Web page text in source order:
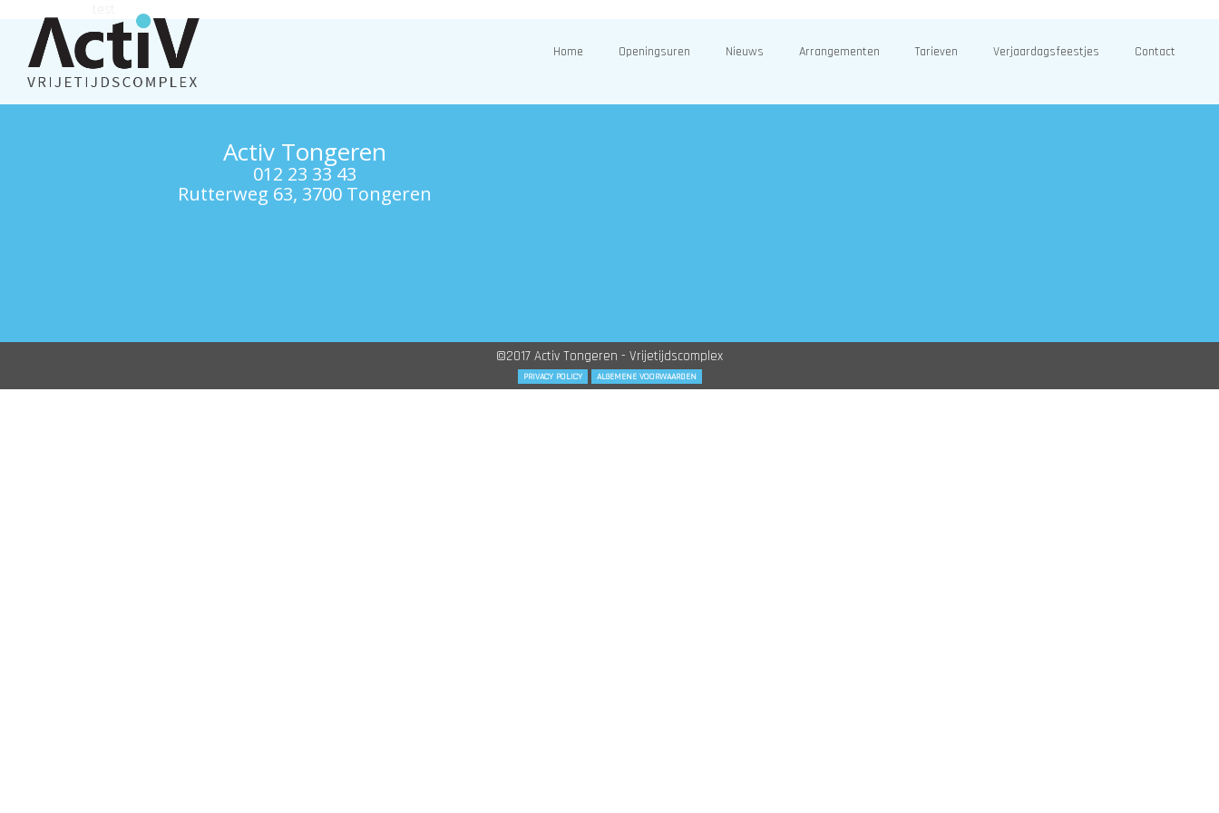
Home Openingsuren Nieuws Arrangementen Tarieven Verjaardagsfeestjes Contact
Activ Tongeren
012 23 33 43
Rutterweg 63, 3700 Tongeren
©2017 Activ Tongeren - Vrijetijdscomplex
PRIVACY POLICY ALGEMENE VOORWAARDEN